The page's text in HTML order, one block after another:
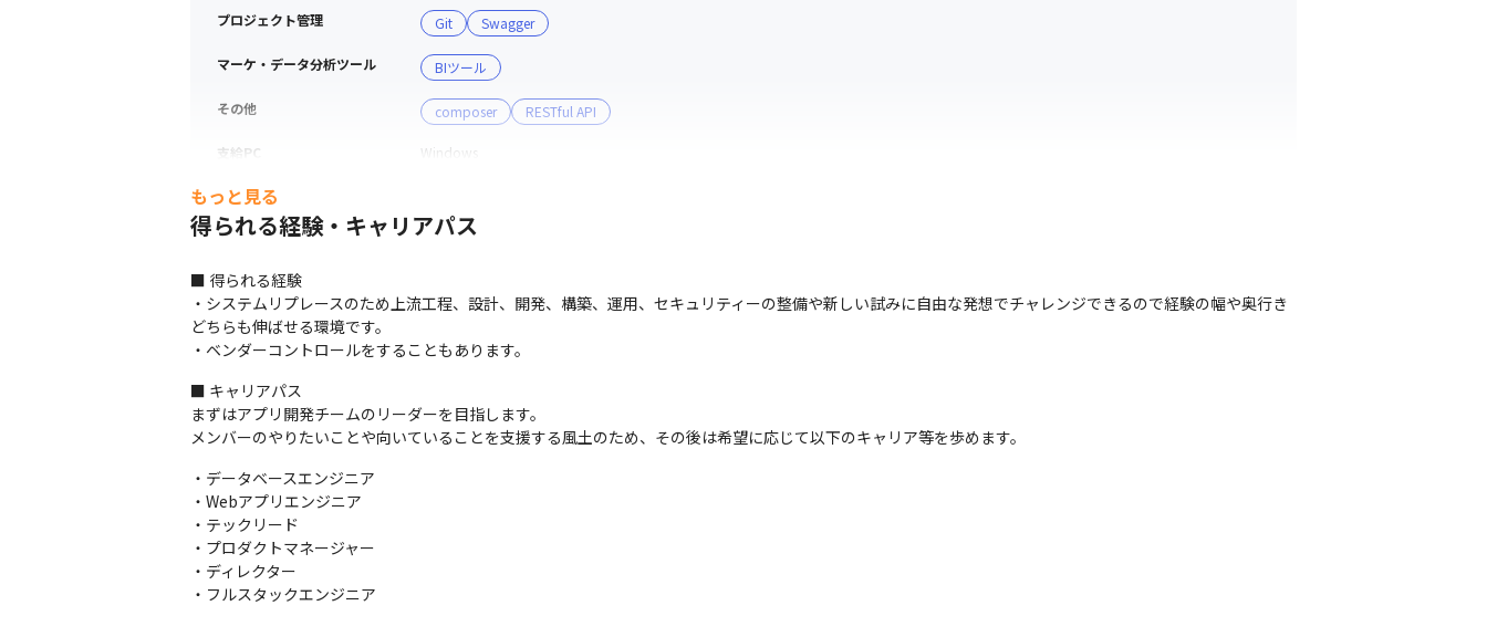
プロジェクト管理 Git Swagger
マーケ・データ分析ツール BIツール
その他 composer RESTful API
支給PC Windows
もっと見る
得られる経験・キャリアパス
■ 得られる経験
・システムリプレースのため上流工程、設計、開発、構築、運用、セキュリティーの整備や新しい試みに自由な発想でチャレンジできるので経験の幅や奥行き
どちらも伸ばせる環境です。
・ベンダーコントロールをすることもあります。
■ キャリアパス
まずはアプリ開発チームのリーダーを目指します。
メンバーのやりたいことや向いていることを支援する風土のため、その後は希望に応じて以下のキャリア等を歩めます。
・データベースエンジニア
・Webアプリエンジニア
・テックリード
・プロダクトマネージャー
・ディレクター
・フルスタックエンジニア